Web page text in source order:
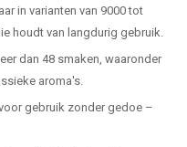
in varianten van 9000 tot
houdt van langdurig gebruik.
dan 48 smaken, waaronder
aroma's.
gebruik zonder gedoe –